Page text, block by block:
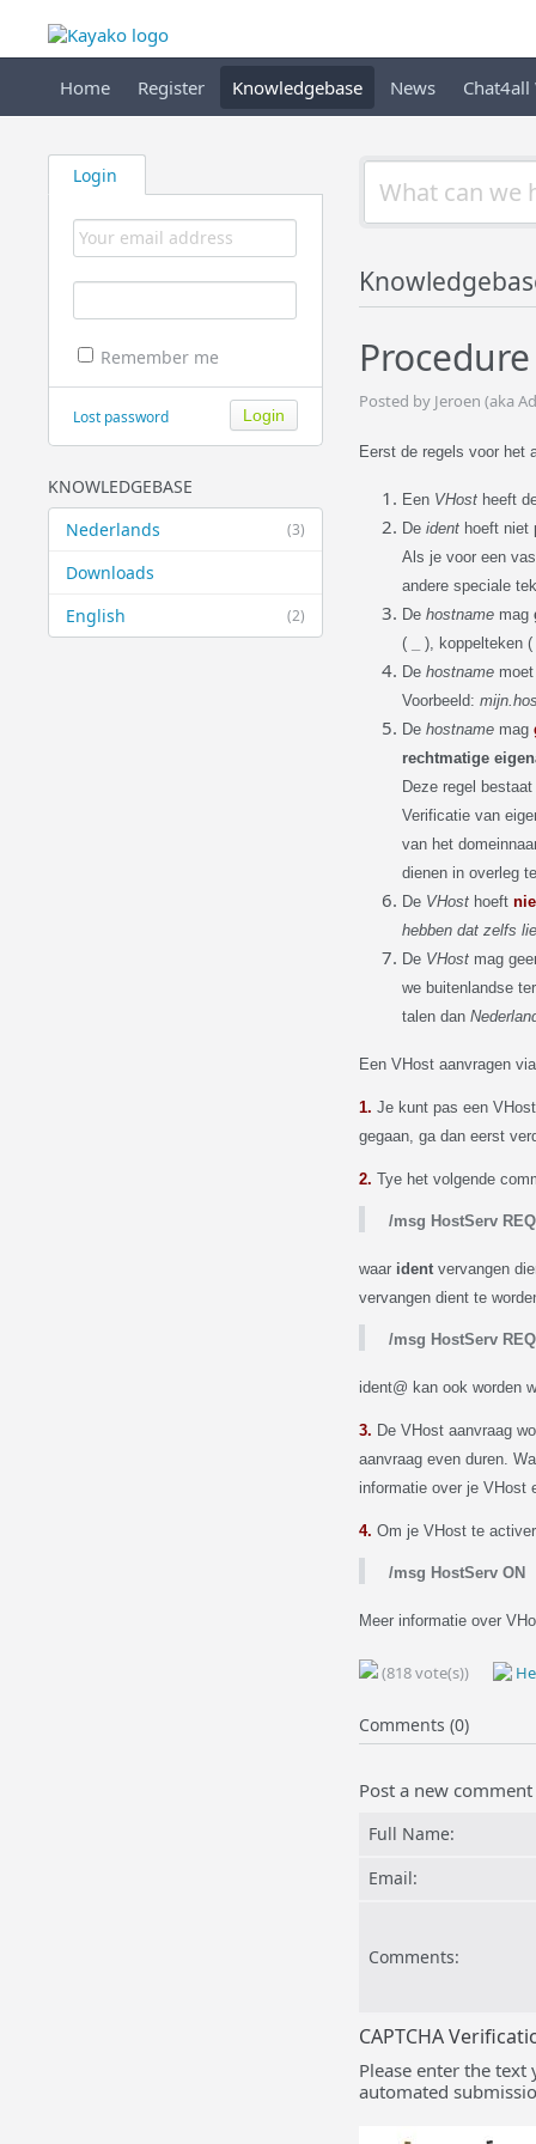
Home Register Knowledgebase News Chat4all
Login
Remember me
Lost password
KNOWLEDGEBASE
(3)
Nederlands
Downloads
(2)
English
Posted by Jeroen (aka
Eerst de regels voor het
Een VHostheeft
De identhoeft niet
Als je voor een
andere speciale
De hostnamemag
(_ ), koppelteken (
De hostnamemoet
Voorbeeld:
De hostnamemag
rechtmatige
Deze regel
Verificatie van
van het
dienen in overleg
De VHosthoeft
hebben dat zelfs
De VHostmag
we buitenlandse
talen dan
Een VHost aanvragen
1. Je kunt pas een
gegaan, ga dan eerst
2. Tye het volgende
/msg HostServ
waar identvervangen
vervangen dient te
/msg HostServ
ident@ kan ook worden
3. De VHost aanvraag
aanvraag even duren.
informatie over je VHost
4. Om je VHost te
/msg HostServ ON
Meer informatie over
(818 vote(s))
Comments (0)
Post a new comment
Full Name:
Email:
Comments:
CAPTCHA
Please enter the
automated